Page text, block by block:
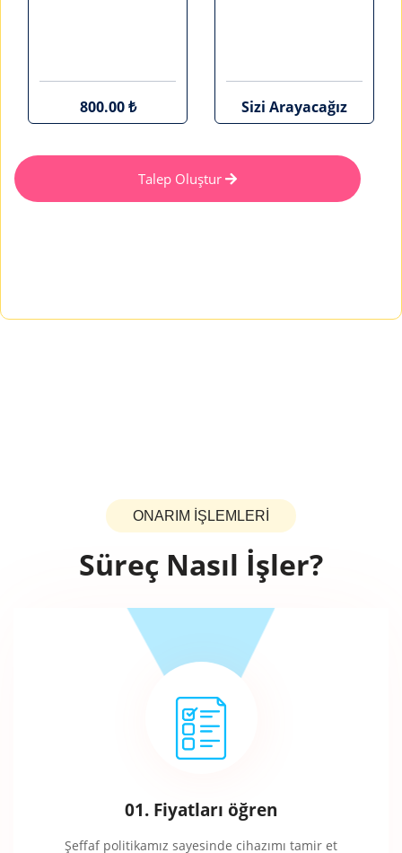
800.00 ₺ Sizi Arayacağız
Talep Oluştur
ONARIM İŞLEMLERİ
Süreç Nasıl İşler?
01. Fiyatları öğren
Şeffaf politikamız sayesinde cihazımı tamir et